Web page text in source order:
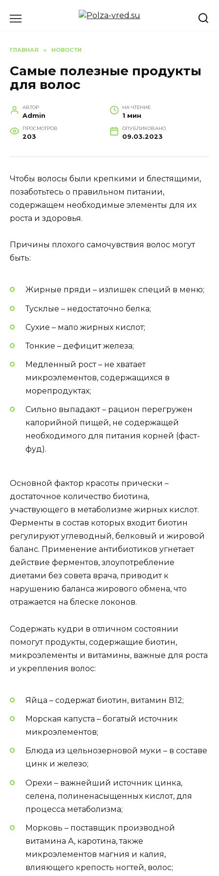
ГЛАВНАЯ » НОВОСТИ
Самые полезные продукты
для волос
АВТОР
Admin
НА ЧТЕНИЕ
1 мин
ПРОСМОТРОВ
203
ОПУБЛИКОВАНО
09.03.2023
Чтобы волосы были крепкими и блестящими,
позаботьтесь о правильном питании,
содержащем необходимые элементы для их
роста и здоровья.
Причины плохого самочувствия волос могут
быть:
Жирные пряди – излишек специй в меню;
Тусклые – недостаточно белка;
Сухие – мало жирных кислот;
Тонкие – дефицит железа;
Медленный рост – не хватает
микроэлементов, содержащихся в
морепродуктах;
Сильно выпадают – рацион перегружен
калорийной пищей, не содержащей
необходимого для питания корней (фаст-
фуд).
Основной фактор красоты прически –
достаточное количество биотина,
участвующего в метаболизме жирных кислот.
Ферменты в состав которых входит биотин
регулируют углеводный, белковый и жировой
баланс. Применение антибиотиков угнетает
действие ферментов, злоупотребление
диетами без совета врача, приводит к
нарушению баланса жирового обмена, что
отражается на блеске локонов.
Содержать кудри в отличном состоянии
помогут продукты, содержащие биотин,
микроэлементы и витамины, важные для роста
и укрепления волос:
Яйца – содержат биотин, витамин В12;
Морская капуста – богатый источник
микроэлементов;
Блюда из цельнозерновой муки – в составе
цинк и железо;
Орехи – важнейший источник цинка,
селена, полиненасыщенных кислот, для
процесса метаболизма;
Морковь – поставщик производной
витамина А, каротина, также
микроэлементов магния и калия,
влияющего крепость ногтей, волос;